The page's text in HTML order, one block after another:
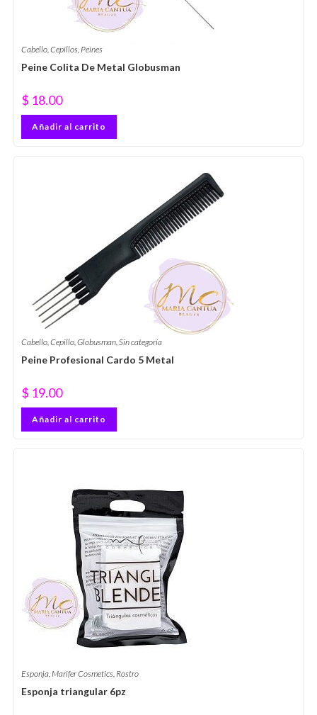
Cabello,Cepillos, Peines
Peine Colita De Metal Globusman
$ 18.00
Añadir al carrito
Cabello, Cepillo, Globusman, Sin categoría
Peine Profesional Cardo 5 Metal
$ 19.00
Añadir al carrito
Esponja,Marifer Cosmetics, Rostro
Esponja triangular 6pz